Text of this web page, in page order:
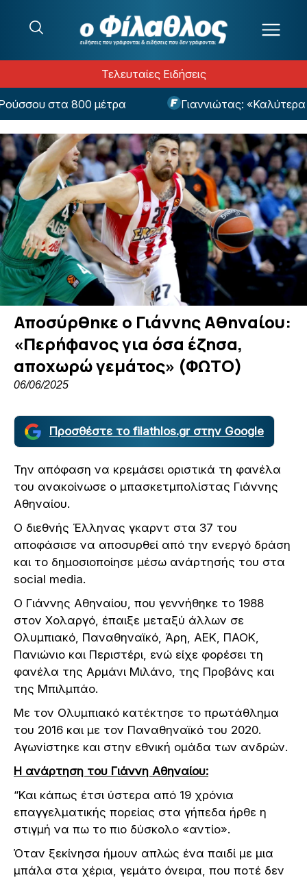
Τελευταίες Ειδήσεις
στα 800 μέτρα Γιαννιώτας: «Καλύτερα
Αποσύρθηκε ο Γιάννης Αθηναίου:
«Περήφανος για όσα έζησα,
αποχωρώ γεμάτος» (ΦΩΤΟ)
06/06/2025
Προσθέστε το filathlos.gr στην Google
Την απόφαση να κρεμάσει οριστικά τη φανέλα
του ανακοίνωσε ο μπασκετμπολίστας Γιάννης
Αθηναίου.
Ο διεθνής Έλληνας γκαρντ στα 37 του
αποφάσισε να αποσυρθεί από την ενεργό δράση
και το δημοσιοποίησε μέσω ανάρτησής του στα
social media.
Ο Γιάννης Αθηναίου, που γεννήθηκε το 1988
στον Χολαργό, έπαιξε μεταξύ άλλων σε
Ολυμπιακό, Παναθηναϊκό, Άρη, ΑΕΚ, ΠΑΟΚ,
Πανιώνιο και Περιστέρι, ενώ είχε φορέσει τη
φανέλα της Αρμάνι Μιλάνο, της Προβάνς και
της Μπιλμπάο.
Με τον Ολυμπιακό κατέκτησε το πρωτάθλημα
του 2016 και με τον Παναθηναϊκό του 2020.
Αγωνίστηκε και στην εθνική ομάδα των ανδρών.
Η ανάρτηση του Γιάννη Αθηναίου:
“Και κάπως έτσι ύστερα από 19 χρόνια
επαγγελματικής πορείας στα γήπεδα ήρθε η
στιγμή να πω το πιο δύσκολο «αντίο».
Όταν ξεκίνησα ήμουν απλώς ένα παιδί με μια
μπάλα στα χέρια, γεμάτο όνειρα, που ποτέ δεν